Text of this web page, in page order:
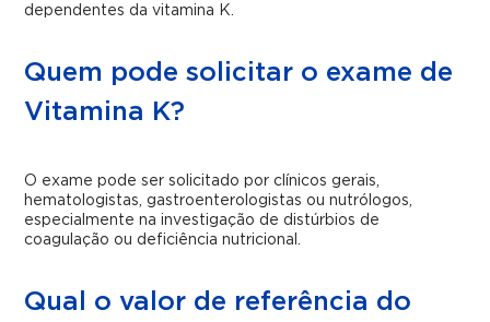
dependentes da vitamina K.
Quem pode solicitar o exame de
Vitamina K?
O exame pode ser solicitado por clínicos gerais,
hematologistas, gastroenterologistas ou nutrólogos,
especialmente na investigação de distúrbios de
coagulação ou deficiência nutricional.
Qual o valor de referência do